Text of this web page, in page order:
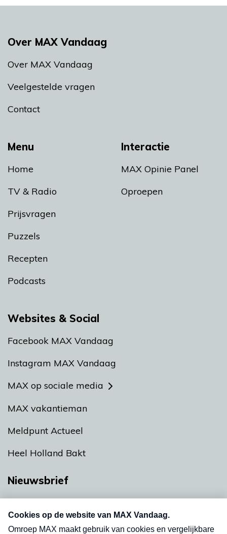
Menu
Home
TV & Radio
Prijsvragen
Puzzels
Recepten
Podcasts
Interactie
MAX Opinie Panel
Oproepen
Over MAX Vandaag
Over MAX Vandaag
Veelgestelde vragen
Contact
Websites & Social
Facebook MAX Vandaag
Instagram MAX Vandaag
MAX op sociale media
MAX vakantieman
Meldpunt Actueel
Heel Holland Bakt
Nieuwsbrief
nieuwsbrief. Elke vrijdag- en dinsdagochtend in
uw mailbox.